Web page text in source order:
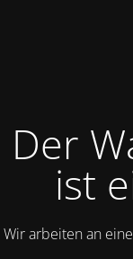
Der
ist
Wir arbeiten an